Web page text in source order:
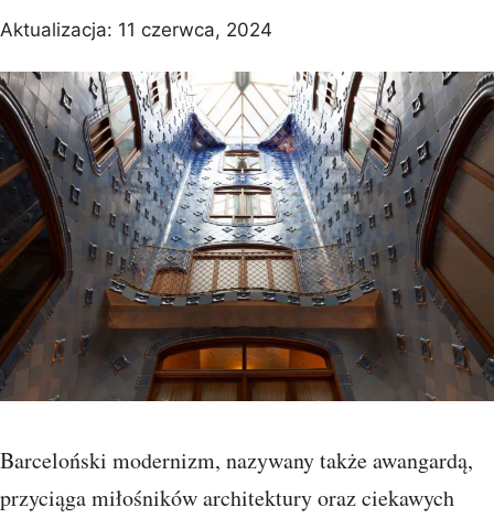
Aktualizacja: 11 czerwca, 2024
Barceloński modernizm, nazywany także awangardą,
przyciąga miłośników architektury oraz ciekawych